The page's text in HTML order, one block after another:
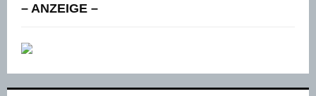
– ANZEIGE –